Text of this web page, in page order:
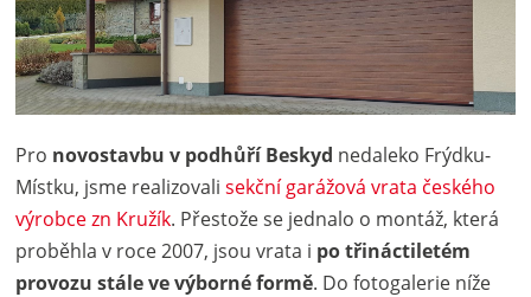
Pro novostavbu v podhůří Beskyd nedaleko Frýdku-
Místku, jsme realizovalisekční garážová vrata českého
výrobce zn Kružík. Přestože se jednalo o montáž, která
proběhla v roce 2007, jsou vrata i po třináctiletém
provozu stále ve výborné formě. Do fotogalerie níže